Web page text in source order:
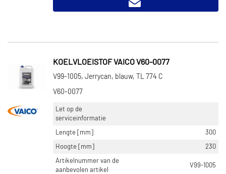
KOELVLOEISTOF VAICO V60-0077
V99-1005, Jerrycan, blauw, TL 774 C
V60-0077
Let op de
serviceinformatie
Lengte [mm]
300
Hoogte [mm]
230
Artikelnummer van de
aanbevolen artikel
V99-1005